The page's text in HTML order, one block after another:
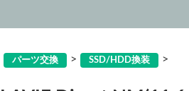
パーツ交換 > SSD/HDD換装 >